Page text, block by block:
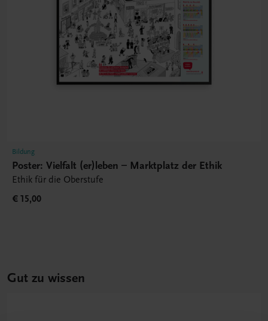
Bildung
Poster: Vielfalt (er)leben – Marktplatz der Ethik
Ethik für die Oberstufe
€ 15,00
Gut zu wissen